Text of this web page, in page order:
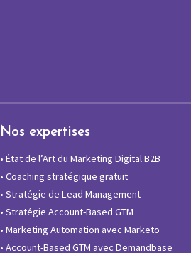
Nos expertises
• État de l’Art du Marketing Digital B2B
• Coaching stratégique gratuit
• Stratégie de Lead Management
• Stratégie Account-Based GTM
• Marketing Automation avec Marketo
• Account-Based GTM avec Demandbase